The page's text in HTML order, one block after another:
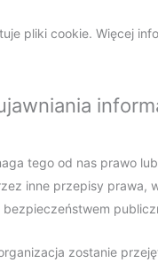
pliki cookie. Więcej
tego od nas prawo
inne przepisy
zostanie